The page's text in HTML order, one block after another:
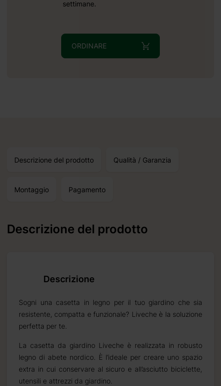
settimane.
ORDINARE
Descrizione del prodotto Qualità / Garanzia
Montaggio Pagamento
Descrizione del prodotto
Descrizione
Sogni una casetta in legno per il tuo giardino che sia
resistente, compatta e funzionale? Liveche è la soluzione
perfetta per te.
La casetta da giardino Liveche è realizzata in robusto
legno di abete nordico. È l’ideale per creare uno spazio
extra in cui conservare al sicuro e all’asciutto biciclette,
utensili e attrezzi da giardino.